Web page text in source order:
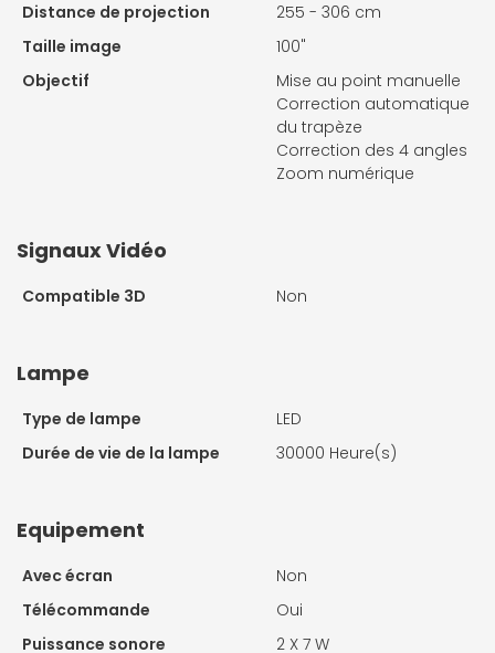
Distance de projection
255 - 306 cm
Taille image
100"
Objectif
Mise au point manuelle
Correction automatique
du trapèze
Correction des 4 angles
Zoom numérique
Signaux Vidéo
Compatible 3D Non
Lampe
Type de lampe
LED
Durée de vie de la lampe
30000 Heure(s)
Equipement
Avec écran
Non
Télécommande
Oui
Puissance sonore
2 X 7 W